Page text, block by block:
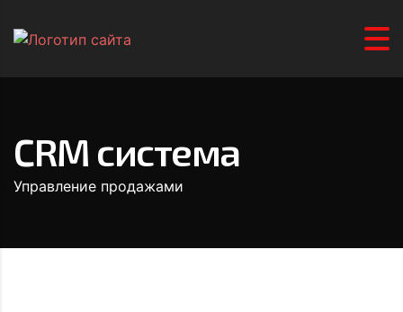
CRM система
Управление продажами